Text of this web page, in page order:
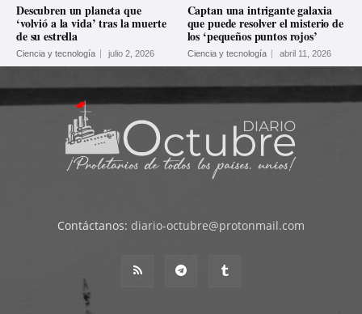
Descubren un planeta que
‘volvió a la vida’ tras la muerte
de su estrella
Ciencia y tecnología julio 2, 2026
Captan una intrigante galaxia
que puede resolver el misterio de
los ‘pequeños puntos rojos’
Ciencia y tecnología abril 11, 2026
Contáctanos: diario-octubre@protonmail.com